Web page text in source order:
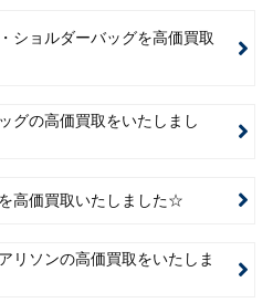
ショルダーバッグを高価買取
グの高価買取をいたしまし
高価買取いたしました☆
リソンの高価買取をいたしま